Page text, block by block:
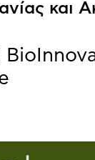
και